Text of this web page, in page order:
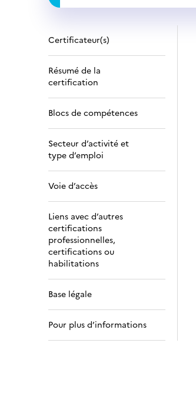
Certificateur(s)
Résumé de la
certification
Blocs de compétences
Secteur d’activité et
type d’emploi
Voie d’accès
Liens avec d’autres
certifications
professionnelles,
certifications ou
habilitations
Base légale
Pour plus d’informations